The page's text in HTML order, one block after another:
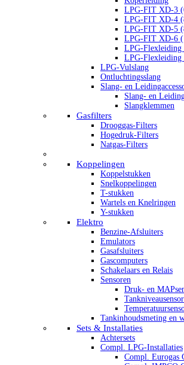
LPG-FIT XD-3
LPG-FIT XD-4
LPG-FIT XD-5
LPG-FIT XD-6
LPG-Flexleiding
LPG-Flexleiding
LPG-Vulslang
Ontluchtingsslang
Slang- en
Slang- en
Slangklemmen
Gasfilters
Drooggas-Filters
Hogedruk-Filters
Natgas-Filters
Koppelingen
Koppelstukken
Snelkoppelingen
T-stukken
Wartels en Knelringen
Y-stukken
Elektro
Benzine-Afsluiters
Emulators
Gasafsluiters
Gascomputers
Schakelaars en Relais
Sensoren
Druk- en
Tankinhoudsmeting en
Sets & Installaties
Achtersets
Compl. LPG-Installaties
Compl. Eurogas